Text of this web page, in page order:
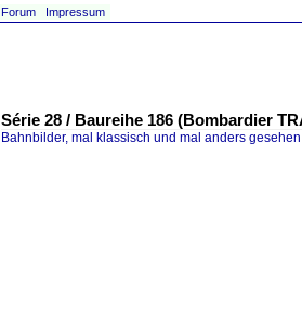
Forum Impressum
Série 28 / Baureihe 186 (Bombardier
Bahnbilder, mal klassisch und mal anders